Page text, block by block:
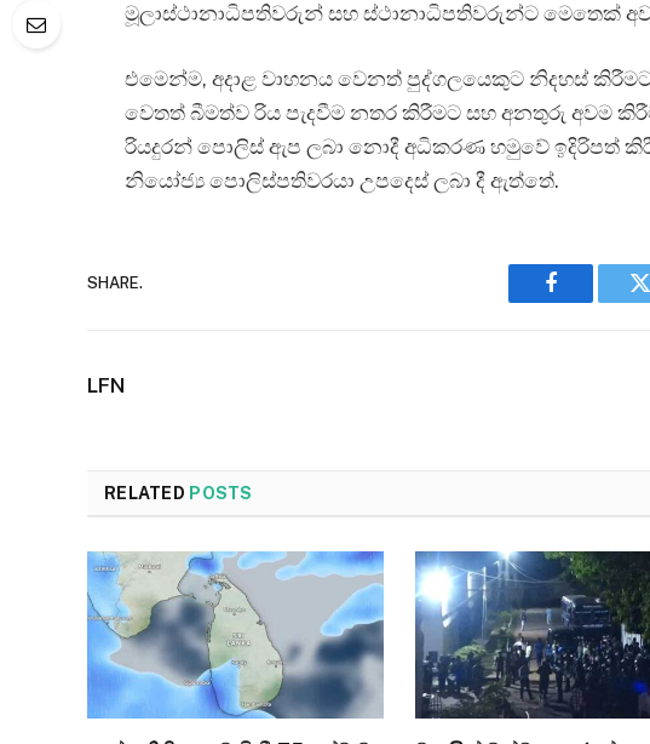
මූලාස්ථානාධිපතිවරුන් සහ ස්ථානාධිපතිවරුන්ට මෙතෙක්
එමෙන්ම, අදාළ වාහනය වෙනත් පුද්ගලයෙකුට නිදහස්
වෙතත් බීමත්ව රිය පැදවීම නතර කිරීමට සහ අනතුරු අවම
රියදුරන් පොලිස් ඇප ලබා නොදී අධිකරණ හමුවේ ඉදිරිපත්
නියෝජ්‍ය පොලිස්පතිවරයා උපදෙස් ලබා දී ඇත්තේ.
SHARE.
Facebook
LFN
RELATED POSTS